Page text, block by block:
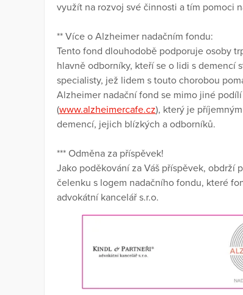
využít na rozvoj své činnosti a tím pomoci
** Více o Alzheimer nadačním fondu:
Tento fond dlouhodobě podporuje osoby
hlavně odborníky, kteří se o lidi s demencí
specialisty, jež lidem s touto chorobou
Alzheimer nadační fond se mimo jiné
(www.alzheimercafe.cz), který je
demencí, jejich blízkých a odborníků.
*** Odměna za příspěvek!
Jako poděkování za Váš příspěvek, obdrží
čelenku s logem nadačního fondu, které
advokátní kancelář s.r.o.